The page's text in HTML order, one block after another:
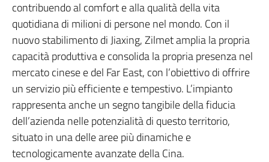
contribuendo al comfort e alla qualità della vita
quotidiana di milioni di persone nel mondo. Con il
nuovo stabilimento di Jiaxing, Zilmet amplia la propria
capacità produttiva e consolida la propria presenza nel
mercato cinese e del Far East, con l’obiettivo di offrire
un servizio più efficiente e tempestivo. L’impianto
rappresenta anche un segno tangibile della fiducia
dell’azienda nelle potenzialità di questo territorio,
situato in una delle aree più dinamiche e
tecnologicamente avanzate della Cina.